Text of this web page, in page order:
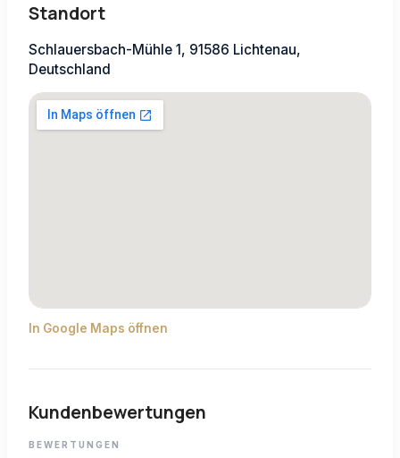
Standort
Schlauersbach-Mühle 1, 91586 Lichtenau,
Deutschland
In Google Maps öffnen
Kundenbewertungen
BEWERTUNGEN